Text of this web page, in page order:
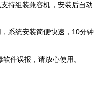
持组装兼容机，安装后自动
系统安装简便快速，10分钟
件误报，请放心使用。